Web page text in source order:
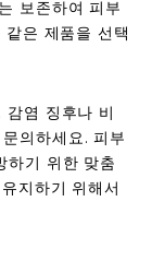
보존하여 피부
은 제품을 선택
감염 징후나 비
의하세요. 피부
하기 위한 맞춤
지하기 위해서